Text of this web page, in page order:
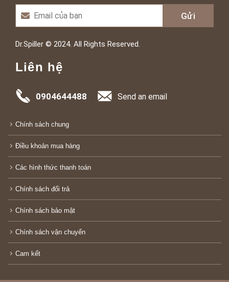
Dr.Spiller © 2024. All Rights Reserved.
Liên hệ
0904644488 Send an email
Chính sách chung
Điều khoản mua hàng
Các hình thức thanh toán
Chính sách đổi trả
Chính sách bảo mật
Chính sách vận chuyển
Cam kết